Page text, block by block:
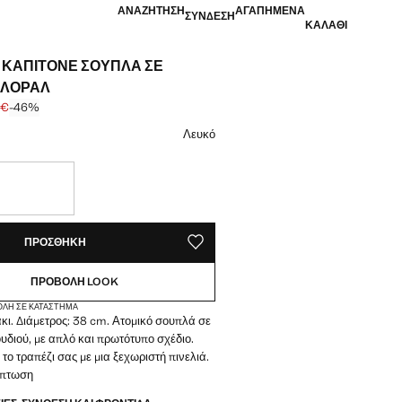
ΑΝΑΖΉΤΗΣΗΣΎΝΔΕΣΗΑΓΑΠΗΜΈΝΑ
ΚΑΛΆΘΙ
ΣΟΥΠΛΆ ΣΕ
διαγραφή [12,99 € ]
[6,99 € ]
-46%
Λευκό
ΠΡΟΣΘΉΚΗ ΑΠΟΘΉΚΕΥΣΗ ΩΣ ΑΓΑΠΗΜΈΝΟ
ΠΡΟΒΟΛΉ LOOK
ΣΕ ΚΑΤΆΣΤΗΜΑ
Διάμετρος: 38 cm. Ατομικό σουπλά σε
με απλό και πρωτότυπο σχέδιο.
τραπέζι σας με μια ξεχωριστή πινελιά.